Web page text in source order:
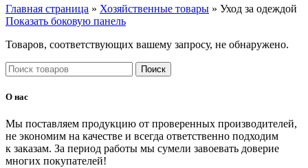
Главная страница » Хозяйственные товары » Уход за одеждой
Показать боковую панель
Товаров, соответствующих вашему запросу, не обнаружено.
Поиск
О нас
Мы поставляем продукцию от проверенных производителей,
не экономим на качестве и всегда ответственно подходим
к заказам. За период работы мы сумели завоевать доверие
многих покупателей!